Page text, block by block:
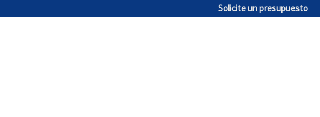
Solicite un presupuesto